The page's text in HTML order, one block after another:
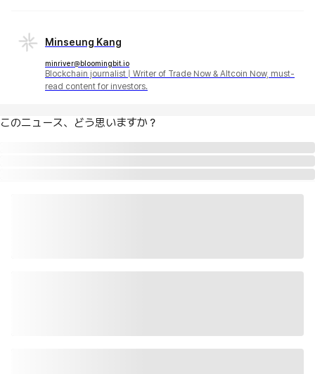
Minseung Kang
minriver@bloomingbit.io
Blockchain journalist | Writer of Trade Now & Altcoin Now, must-
read content for investors.
このニュース、どう思いますか？